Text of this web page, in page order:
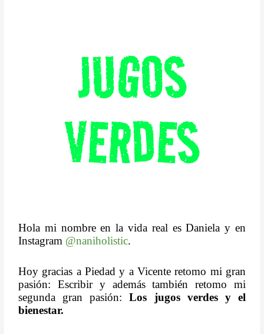
JUGOS
VERDES
Hola mi nombre en la vida real es Daniela y en
Instagram @naniholistic.
Hoy gracias a Piedad y a Vicente retomo mi gran
pasión: Escribir y además también retomo mi
segunda gran pasión:Los jugos verdes y el
bienestar.